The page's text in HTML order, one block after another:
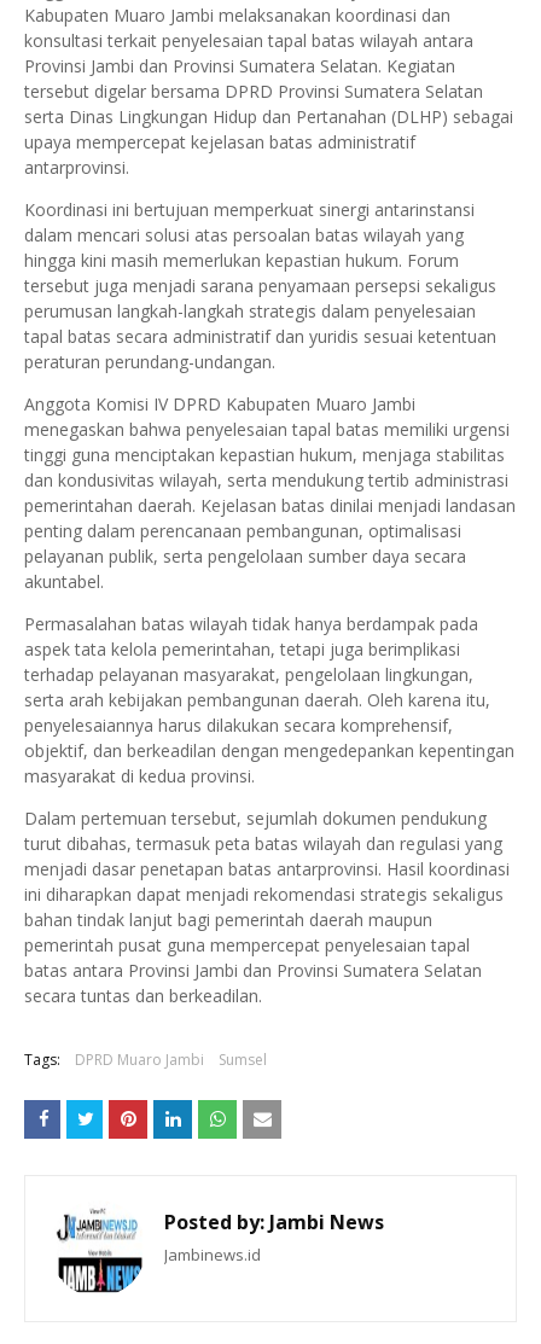
Kabupaten Muaro Jambi melaksanakan koordinasi dan
konsultasi terkait penyelesaian tapal batas wilayah antara
Provinsi Jambi dan Provinsi Sumatera Selatan. Kegiatan
tersebut digelar bersama DPRD Provinsi Sumatera Selatan
serta Dinas Lingkungan Hidup dan Pertanahan (DLHP) sebagai
upaya mempercepat kejelasan batas administratif
antarprovinsi.
Koordinasi ini bertujuan memperkuat sinergi antarinstansi
dalam mencari solusi atas persoalan batas wilayah yang
hingga kini masih memerlukan kepastian hukum. Forum
tersebut juga menjadi sarana penyamaan persepsi sekaligus
perumusan langkah-langkah strategis dalam penyelesaian
tapal batas secara administratif dan yuridis sesuai ketentuan
peraturan perundang-undangan.
Anggota Komisi IV DPRD Kabupaten Muaro Jambi
menegaskan bahwa penyelesaian tapal batas memiliki urgensi
tinggi guna menciptakan kepastian hukum, menjaga stabilitas
dan kondusivitas wilayah, serta mendukung tertib administrasi
pemerintahan daerah. Kejelasan batas dinilai menjadi landasan
penting dalam perencanaan pembangunan, optimalisasi
pelayanan publik, serta pengelolaan sumber daya secara
akuntabel.
Permasalahan batas wilayah tidak hanya berdampak pada
aspek tata kelola pemerintahan, tetapi juga berimplikasi
terhadap pelayanan masyarakat, pengelolaan lingkungan,
serta arah kebijakan pembangunan daerah. Oleh karena itu,
penyelesaiannya harus dilakukan secara komprehensif,
objektif, dan berkeadilan dengan mengedepankan kepentingan
masyarakat di kedua provinsi.
Dalam pertemuan tersebut, sejumlah dokumen pendukung
turut dibahas, termasuk peta batas wilayah dan regulasi yang
menjadi dasar penetapan batas antarprovinsi. Hasil koordinasi
ini diharapkan dapat menjadi rekomendasi strategis sekaligus
bahan tindak lanjut bagi pemerintah daerah maupun
pemerintah pusat guna mempercepat penyelesaian tapal
batas antara Provinsi Jambi dan Provinsi Sumatera Selatan
secara tuntas dan berkeadilan.
Tags: DPRD Muaro Jambi Sumsel
Posted by:Jambi News
Jambinews.id